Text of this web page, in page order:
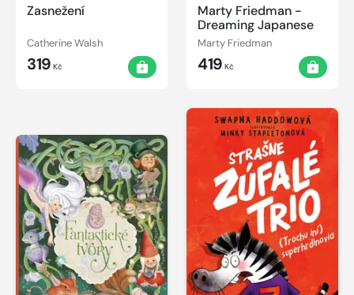
Zasnežení
Catherine Walsh
319 Kč
Marty Friedman -
Dreaming Japanese
Marty Friedman
419 Kč